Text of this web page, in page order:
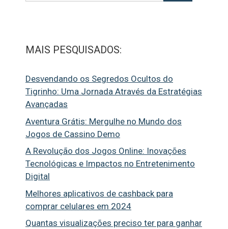
MAIS PESQUISADOS:
Desvendando os Segredos Ocultos do
Tigrinho: Uma Jornada Através da Estratégias
Avançadas
Aventura Grátis: Mergulhe no Mundo dos
Jogos de Cassino Demo
A Revolução dos Jogos Online: Inovações
Tecnológicas e Impactos no Entretenimento
Digital
Melhores aplicativos de cashback para
comprar celulares em 2024
Quantas visualizações preciso ter para ganhar